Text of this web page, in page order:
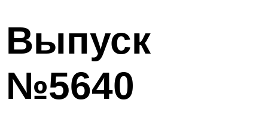
Выпуск
№5640